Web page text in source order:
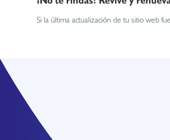
Si la última actualización de tu sitio web